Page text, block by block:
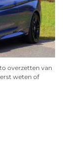
overzetten van
weten of